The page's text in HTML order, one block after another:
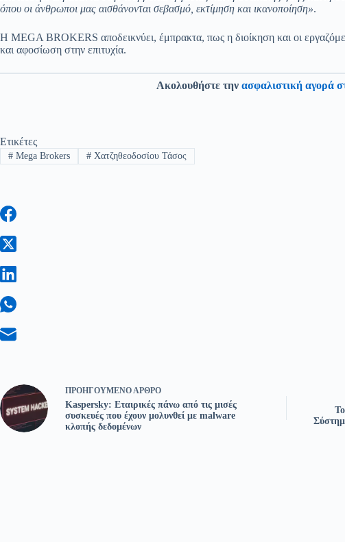
όπου οι άνθρωποι μας αισθάνονται σεβασμό, εκτίμηση και ικανοποίηση».
Η MEGA BROKERS αποδεικνύει, έμπρακτα, πως η διοίκηση και οι
και αφοσίωση στην επιτυχία.
Ακολουθήστε την ασφαλιστική αγορά
Ετικέτες
#Mega Brokers #Χατζηθεοδοσίου Τάσος
ΠΡΟΗΓΟΎΜΕΝΟΆΡΘΡΟ
Kaspersky: Εταιρικές πάνω από τις μισές
συσκευές που έχουν μολυνθεί με malware
κλοπής δεδομένων